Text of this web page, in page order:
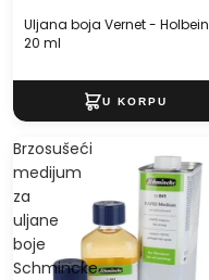
Uljana boja Vernet - Holbein
20 ml
Brzosušeći
medijum
za
uljane
boje
Schmincke